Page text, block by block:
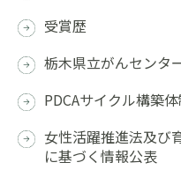
受賞歴
栃木県立がんセンタ
PDCAサイクル構築
女性活躍推進法及び
に基づく情報公表